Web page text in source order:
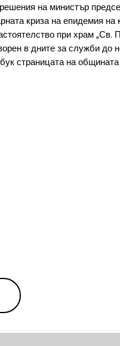
на министър
криза на епидемия
при храм
в дните за служби до
страницата на общината